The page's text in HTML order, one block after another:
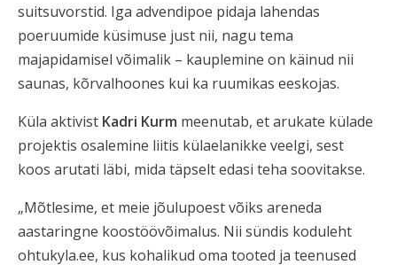
suitsuvorstid. Iga advendipoe pidaja lahendas
poeruumide küsimuse just nii, nagu tema
majapidamisel võimalik – kauplemine on käinud nii
saunas, kõrvalhoones kui ka ruumikas eeskojas.
Küla aktivist Kadri Kurm meenutab, et arukate külade
projektis osalemine liitis külaelanikke veelgi, sest
koos arutati läbi, mida täpselt edasi teha soovitakse.
„Mõtlesime, et meie jõulupoest võiks areneda
aastaringne koostöövõimalus. Nii sündis koduleht
ohtukyla.ee, kus kohalikud oma tooted ja teenused